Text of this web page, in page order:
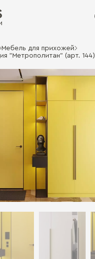
Мебель для прихожей
"Метрополитан" (арт. 144)